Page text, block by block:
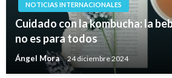
NOTICIAS INTERNACIONALES
Cuidado con la kombucha: la
no es para todos
Ángel Mora 24 diciembre 2024